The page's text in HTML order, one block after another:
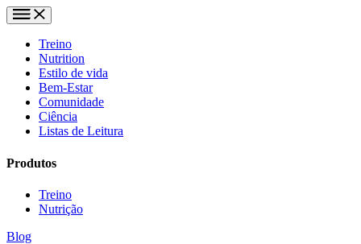
Treino
Nutrition
Estilo de vida
Bem-Estar
Comunidade
Ciência
Listas de Leitura
Produtos
Treino
Nutrição
Blog